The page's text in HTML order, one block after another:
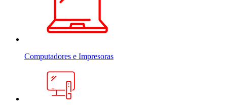
Computadores e Impresoras